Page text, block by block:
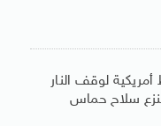
لوقف النار
سلاح حماس